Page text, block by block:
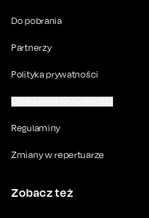
Do pobrania
Partnerzy
Polityka prywatności
Regulaminy
Zmiany w repertuarze
Zobacz też